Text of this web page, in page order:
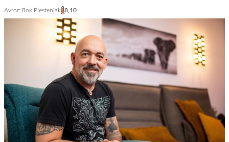
Avtor: Rok Plestenjak 8,10